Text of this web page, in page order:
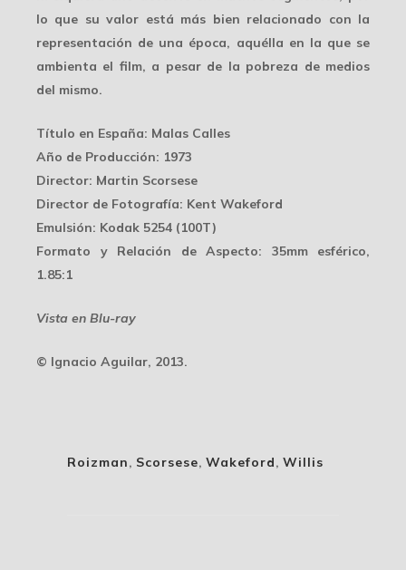
lo que su valor está más bien relacionado con la
representación de una época, aquélla en la que se
ambienta el film, a pesar de la pobreza de medios
del mismo.
Título en España: Malas Calles
Año de Producción: 1973
Director: Martin Scorsese
Director de Fotografía: Kent Wakeford
Emulsión: Kodak 5254 (100T)
Formato y Relación de Aspecto: 35mm esférico,
1.85:1
Vista en Blu-ray
© Ignacio Aguilar, 2013.
Roizman, Scorsese, Wakeford, Willis